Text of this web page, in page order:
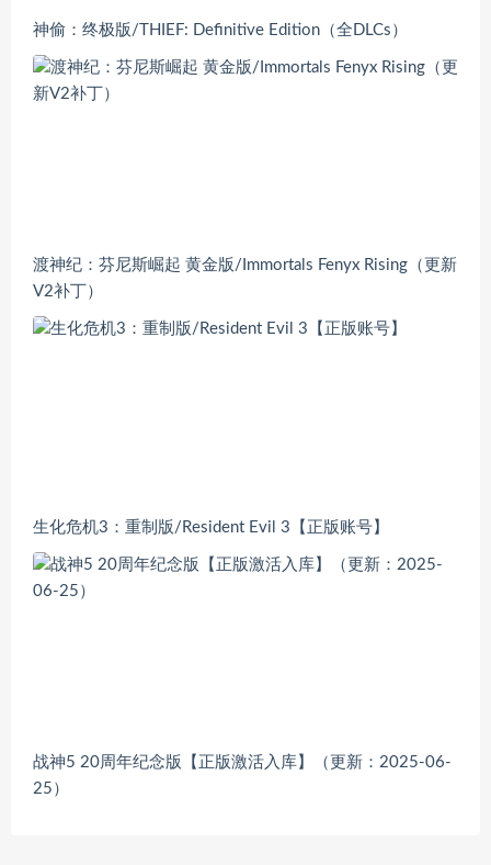
神偷：终极版/THIEF: Definitive Edition（全DLCs）
渡神纪：芬尼斯崛起 黄金版/Immortals Fenyx Rising（更新
V2补丁）
生化危机3：重制版/Resident Evil 3【正版账号】
战神5 20周年纪念版【正版激活入库】（更新：2025-06-
25）